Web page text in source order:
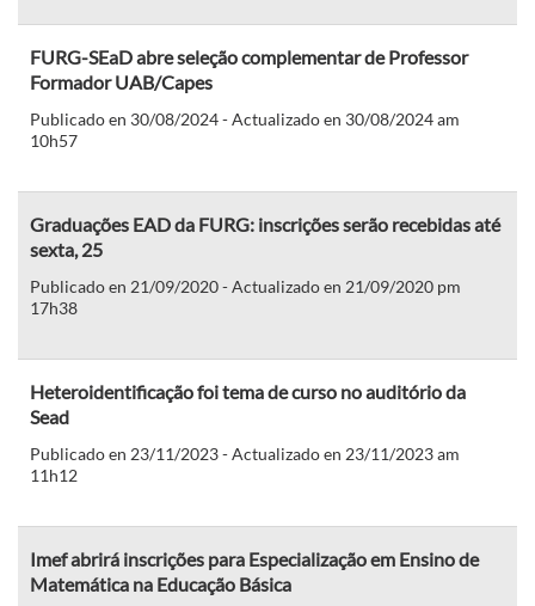
FURG-SEaD abre seleção complementar de Professor
Formador UAB/Capes
Publicado en 30/08/2024 - Actualizado en 30/08/2024 am
10h57
Graduações EAD da FURG: inscrições serão recebidas até
sexta, 25
Publicado en 21/09/2020 - Actualizado en 21/09/2020 pm
17h38
Heteroidentificação foi tema de curso no auditório da
Sead
Publicado en 23/11/2023 - Actualizado en 23/11/2023 am
11h12
Imef abrirá inscrições para Especialização em Ensino de
Matemática na Educação Básica